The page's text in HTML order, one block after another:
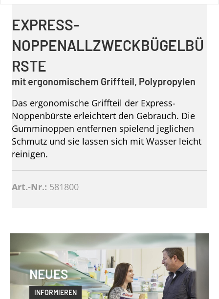
EXPRESS-
NOPPENALLZWECKBÜGELBÜ
RSTE
mit ergonomischem Griffteil, Polypropylen
Das ergonomische Griffteil der Express-
Noppenbürste erleichtert den Gebrauch. Die
Gumminoppen entfernen spielend jeglichen
Schmutz und sie lassen sich mit Wasser leicht
reinigen.
Art.-Nr.: 581800
NEUES
INFORMIEREN